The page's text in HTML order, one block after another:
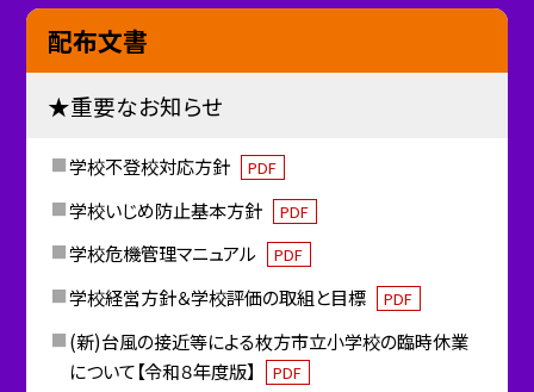
配布文書
★重要なお知らせ
学校不登校対応方針 PDF
学校いじめ防止基本方針 PDF
学校危機管理マニュアル PDF
学校経営方針＆学校評価の取組と目標 PDF
(新)台風の接近等による枚方市立小学校の臨時休業
について【令和８年度版】
PDF